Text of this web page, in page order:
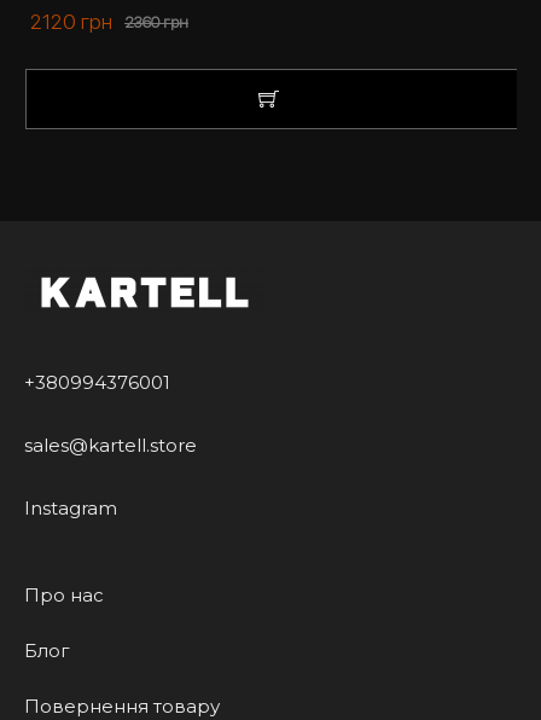
приємно.
2360грн
2120 грн
+380994376001
sales@kartell.store
Instagram
Про нас
Блог
Повернення товару